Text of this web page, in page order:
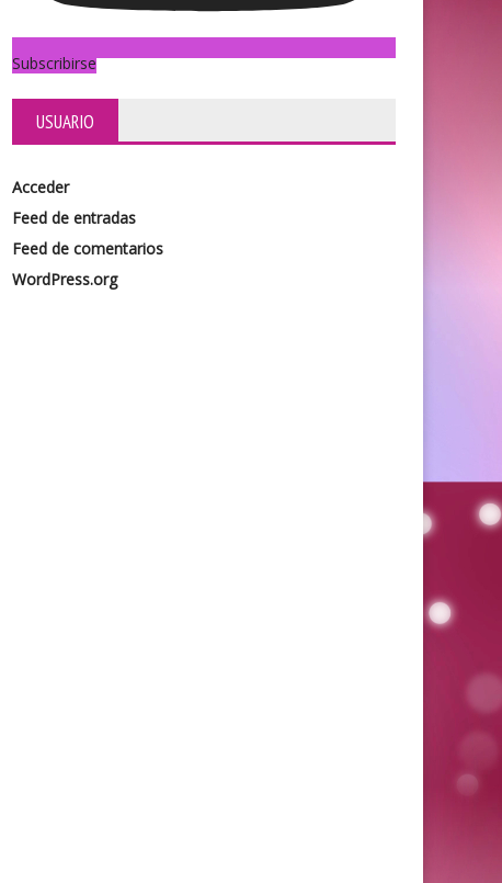
Subscribirse
USUARIO
Acceder
Feed de entradas
Feed de comentarios
WordPress.org